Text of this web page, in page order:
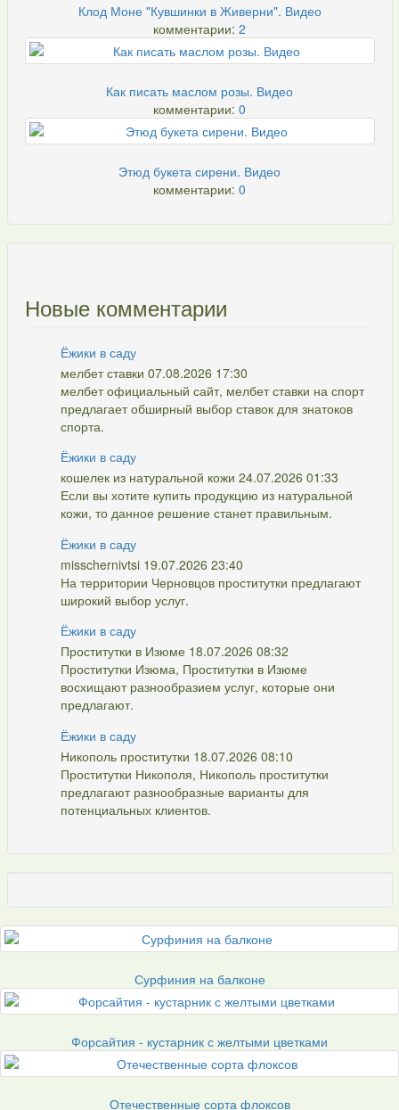
Клод Моне "Кувшинки в Живерни". Видео
комментарии: 2
Как писать маслом розы. Видео
комментарии: 0
Этюд букета сирени. Видео
комментарии: 0
Новые комментарии
Ёжики в саду
мелбет ставки 07.08.2026 17:30
мелбет официальный сайт, мелбет ставки на спорт
предлагает обширный выбор ставок для знатоков
спорта.
Ёжики в саду
кошелек из натуральной кожи 24.07.2026 01:33
Если вы хотите купить продукцию из натуральной
кожи, то данное решение станет правильным.
Ёжики в саду
misschernivtsi 19.07.2026 23:40
На территории Черновцов проститутки предлагают
широкий выбор услуг.
Ёжики в саду
Проститутки в Изюме 18.07.2026 08:32
Проститутки Изюма, Проститутки в Изюме
восхищают разнообразием услуг, которые они
предлагают.
Ёжики в саду
Никополь проститутки 18.07.2026 08:10
Проститутки Никополя, Никополь проститутки
предлагают разнообразные варианты для
потенциальных клиентов.
Сурфиния на балконе
Форсайтия - кустарник с желтыми цветками
Отечественные сорта флоксов